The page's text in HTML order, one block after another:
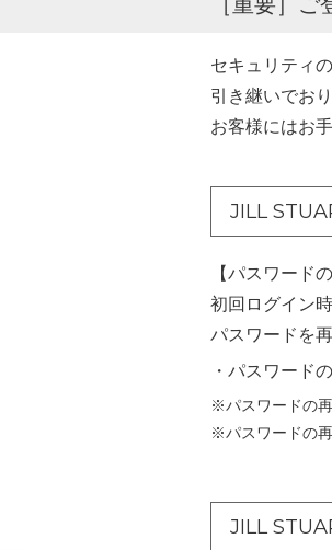
セキュリティ
引き継いでお
お客様にはお
JILL
【パスワード
初回ログイン
パスワードを
・パスワード
※パスワードの
※パスワードの
JILL